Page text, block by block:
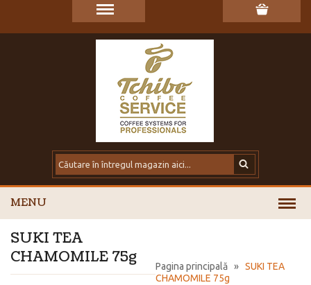
MENU
Pagina principală » SUKI TEA
CHAMOMILE 75g
SUKI TEA
CHAMOMILE 75g